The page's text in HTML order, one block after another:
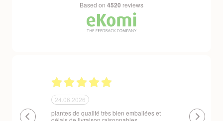
based on 4520 reviews
24.06.2026
plantes de qualité très bien emballées et
Un site que